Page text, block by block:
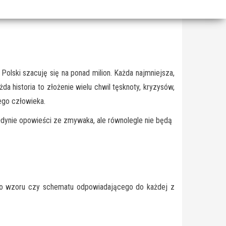
szacuję się na ponad milion. Każda najmniejsza,
historia to złożenie wielu chwil tęsknoty, kryzysów,
człowieka.
opowieści ze zmywaka, ale równolegle nie będą
wzoru czy schematu odpowiadającego do każdej z